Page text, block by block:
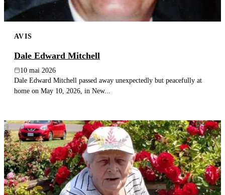
AVIS
Dale Edward Mitchell
10 mai 2026
Dale Edward Mitchell passed away unexpectedly but peacefully at
home on May 10, 2026, in New...